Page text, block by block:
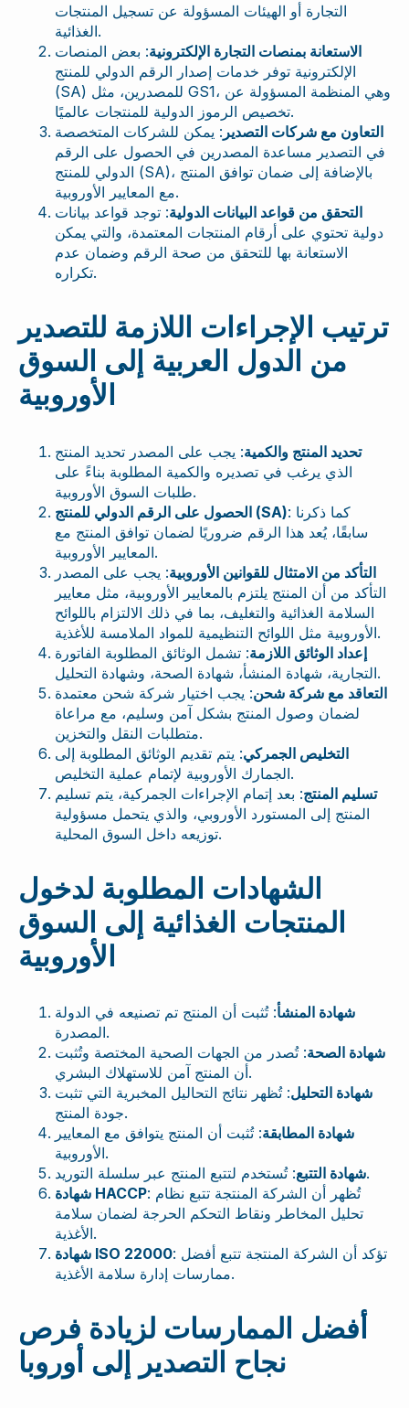
التجارة أو الهيئات المسؤولة عن تسجيل المنتجات
الغذائية.
الاستعانة بمنصات التجارة الإلكترونية: بعض المنصات
الإلكترونية توفر خدمات إصدار الرقم الدولي للمنتج
(SA) للمصدرين، مثل GS1، وهي المنظمة المسؤولة عن
تخصيص الرموز الدولية للمنتجات عالميًا.
التعاون مع شركات التصدير : يمكن للشركات المتخصصة
في التصدير مساعدة المصدرين في الحصول على الرقم
الدولي للمنتج (SA)، بالإضافة إلى ضمان توافق المنتج
مع المعايير الأوروبية.
التحقق من قواعد البيانات الدولية: توجد قواعد بيانات
دولية تحتوي على أرقام المنتجات المعتمدة، والتي يمكن
الاستعانة بها للتحقق من صحة الرقم وضمان عدم
تكراره.
ترتيب الإجراءات اللازمة للتصدير
من الدول العربية إلى السوق
الأوروبية
تحديد المنتج والكمية: يجب على المصدر تحديد المنتج
الذي يرغب في تصديره والكمية المطلوبة بناءً على
طلبات السوق الأوروبية.
الحصول على الرقم الدولي للمنتج (SA): كما ذكرنا
سابقًا، يُعد هذا الرقم ضروريًا لضمان توافق المنتج مع
المعايير الأوروبية.
التأكد من الامتثال للقوانين الأوروبية: يجب على المصدر
التأكد من أن المنتج يلتزم بالمعايير الأوروبية، مثل معايير
السلامة الغذائية والتغليف، بما في ذلك الالتزام باللوائح
الأوروبية مثل اللوائح التنظيمية للمواد الملامسة للأغذية.
إعداد الوثائق اللازمة: تشمل الوثائق المطلوبة الفاتورة
التجارية، شهادة المنشأ، شهادة الصحة، وشهادة التحليل.
التعاقد مع شركة شحن: يجب اختيار شركة شحن معتمدة
لضمان وصول المنتج بشكل آمن وسليم، مع مراعاة
متطلبات النقل والتخزين.
التخليص الجمركي: يتم تقديم الوثائق المطلوبة إلى
الجمارك الأوروبية لإتمام عملية التخليص.
تسليم المنتج: بعد إتمام الإجراءات الجمركية، يتم تسليم
المنتج إلى المستورد الأوروبي، والذي يتحمل مسؤولية
توزيعه داخل السوق المحلية.
الشهادات المطلوبة لدخول
المنتجات الغذائية إلى السوق
الأوروبية
شهادة المنشأ: تُثبت أن المنتج تم تصنيعه في الدولة
المصدرة.
شهادة الصحة: تُصدر من الجهات الصحية المختصة وتُثبت
أن المنتج آمن للاستهلاك البشري.
شهادة التحليل: تُظهر نتائج التحاليل المخبرية التي تثبت
جودة المنتج.
شهادة المطابقة: تُثبت أن المنتج يتوافق مع المعايير
الأوروبية.
شهادة التتبع: تُستخدم لتتبع المنتج عبر سلسلة التوريد.
شهادة HACCP: تُظهر أن الشركة المنتجة تتبع نظام
تحليل المخاطر ونقاط التحكم الحرجة لضمان سلامة
الأغذية.
شهادة ISO 22000: تؤكد أن الشركة المنتجة تتبع أفضل
ممارسات إدارة سلامة الأغذية.
أفضل الممارسات لزيادة فرص
نجاح التصدير إلى أوروبا